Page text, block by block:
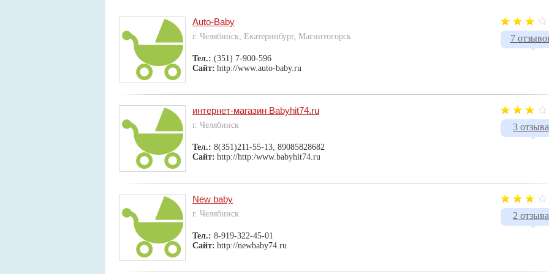
7
Auto-Baby
г. Челябинск, Екатеринбург, Магнитогорск
Тел.: (351) 7-900-596
Сайт: http://www.auto-baby.ru
3 отзыва
интернет-магазин Babyhit74.ru
г. Челябинск
Тел.: 8(351)211-55-13, 89085828682
Сайт: http://http:/www.babyhit74.ru
2 отзыва
New baby
г. Челябинск
Тел.: 8-919-322-45-01
Сайт: http://newbaby74.ru